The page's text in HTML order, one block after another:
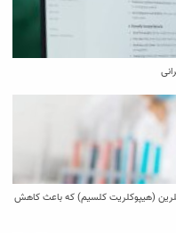
(هیپوکلریت کلسیم) که باعث کاهش